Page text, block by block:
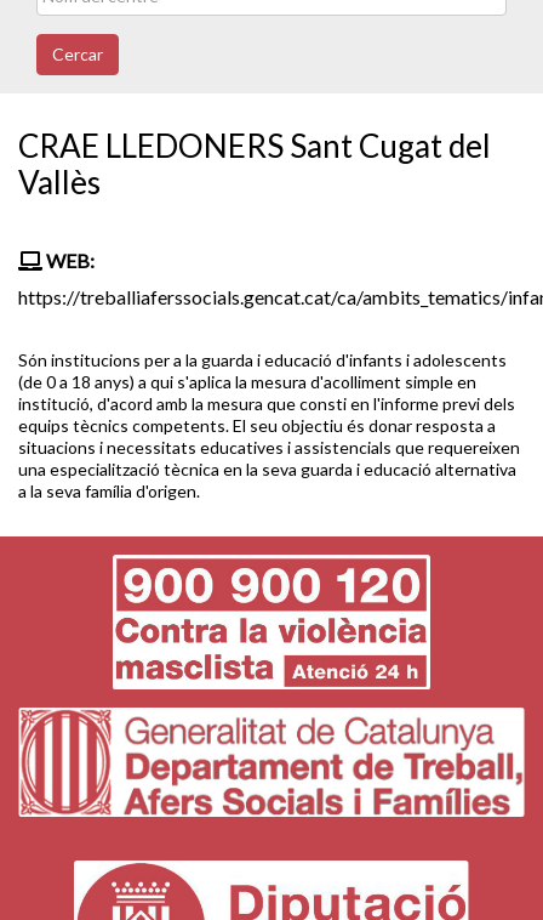
Cercar
CRAE LLEDONERS Sant Cugat del
Vallès
WEB:
https://treballiaferssocials.gencat.cat/ca/ambits_tematics/
Són institucions per a la guarda i educació d'infants i adolescents
(de 0 a 18 anys) a qui s'aplica la mesura d'acolliment simple en
institució, d'acord amb la mesura que consti en l'informe previ dels
equips tècnics competents. El seu objectiu és donar resposta a
situacions i necessitats educatives i assistencials que requereixen
una especialització tècnica en la seva guarda i educació alternativa
a la seva família d'origen.